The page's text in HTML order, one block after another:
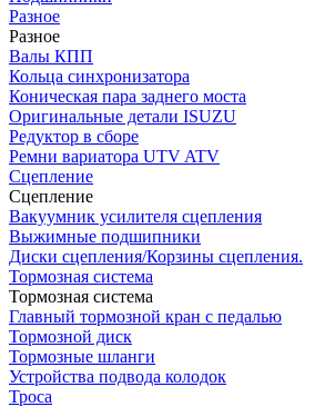
Разное
Разное
Валы КПП
Кольца синхронизатора
Коническая пара заднего моста
Оригинальные детали ISUZU
Редуктор в сборе
Ремни вариатора UTV ATV
Сцепление
Сцепление
Вакуумник усилителя сцепления
Выжимные подшипники
Диски сцепления/Корзины сцепления.
Тормозная система
Тормозная система
Главный тормозной кран с педалью
Тормозной диск
Тормозные шланги
Устройства подвода колодок
Троса